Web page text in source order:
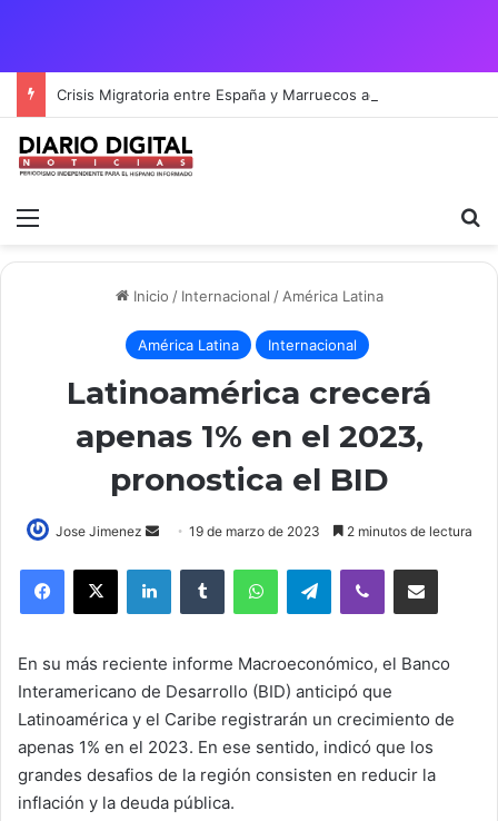
Menú
Inicio / Internacional / América Latina
América Latina Internacional
Latinoamérica crecerá
apenas 1% en el 2023,
pronostica el BID
Jose Jimenez
Send19 de marzo de 2023 2 minutos de lectura
LinkedInTumblr WhatsAppTelegramViber Compartir por correo
En su más reciente informe Macroeconómico, el Banco
Interamericano de Desarrollo (BID) anticipó que
Latinoamérica y el Caribe registrarán un crecimiento de
apenas 1% en el 2023. En ese sentido, indicó que los
grandes desafios de la región consisten en reducir la
inflación y la deuda pública.